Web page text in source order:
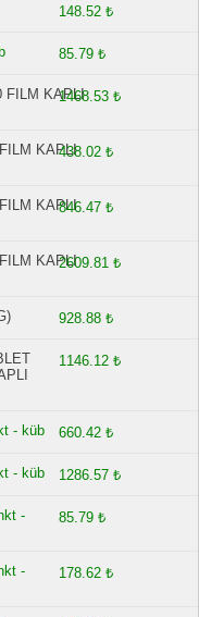
148.52 ₺
85.79 ₺
FILM KAPLI1468.53 ₺
KAPLI438.02 ₺
KAPLI846.47 ₺
KAPLI2609.81 ₺
928.88 ₺
1146.12 ₺
- küb 660.42 ₺
- küb 1286.57 ₺
hkt -
85.79 ₺
hkt -
178.62 ₺